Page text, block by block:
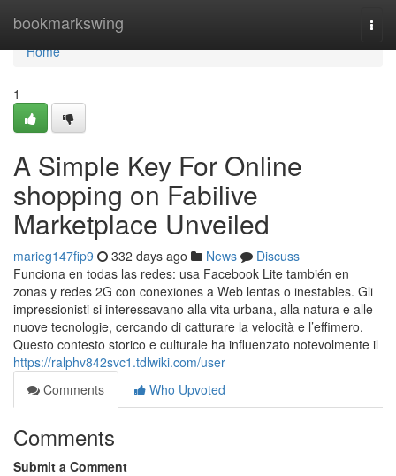
bookmarkswing
Home
Home
1
A Simple Key For Online
shopping on Fabilive
Marketplace Unveiled
marieg147fip9 332 days ago News
Discuss
Funciona en todas las redes: usa Facebook Lite también en
zonas y redes 2G con conexiones a Web lentas o inestables. Gli
impressionisti si interessavano alla vita urbana, alla natura e alle
nuove tecnologie, cercando di catturare la velocità e l’effimero.
Questo contesto storico e culturale ha influenzato notevolmente il
https://ralphv842svc1.tdlwiki.com/user
Comments
Who Upvoted
Comments
Submit a Comment